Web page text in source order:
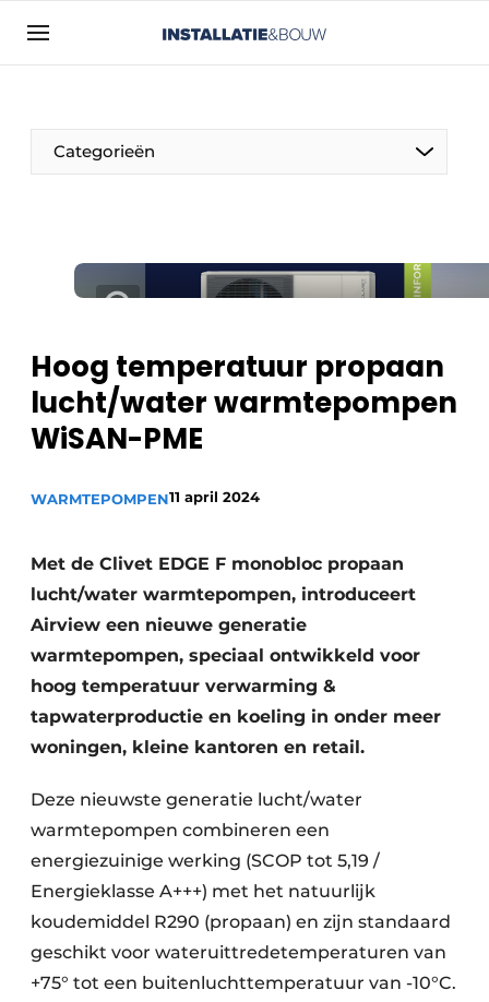
Aanmelden
Bedrijven
Contact
Installatie & Bouw | Platform over
Meest gelezen
Nieuwsbrief
Podcasts
Privacy / Cookie statement
Vacatures
Video’s
Categorieën
Hoog temperatuur propaan
lucht/water warmtepompen
WiSAN-PME
WARMTEPOMPEN11 april 2024
Met de Clivet EDGE F monobloc propaan
lucht/water warmtepompen, introduceert
Airview een nieuwe generatie
warmtepompen, speciaal ontwikkeld voor
hoog temperatuur verwarming &
tapwaterproductie en koeling in onder meer
woningen, kleine kantoren en retail.
Deze nieuwste generatie lucht/water
warmtepompen combineren een
energiezuinige werking (SCOP tot 5,19 /
Energieklasse A+++) met het natuurlijk
koudemiddel R290 (propaan) en zijn standaard
geschikt voor wateruittredetemperaturen van
+75° tot een buitenluchttemperatuur van -10°C.